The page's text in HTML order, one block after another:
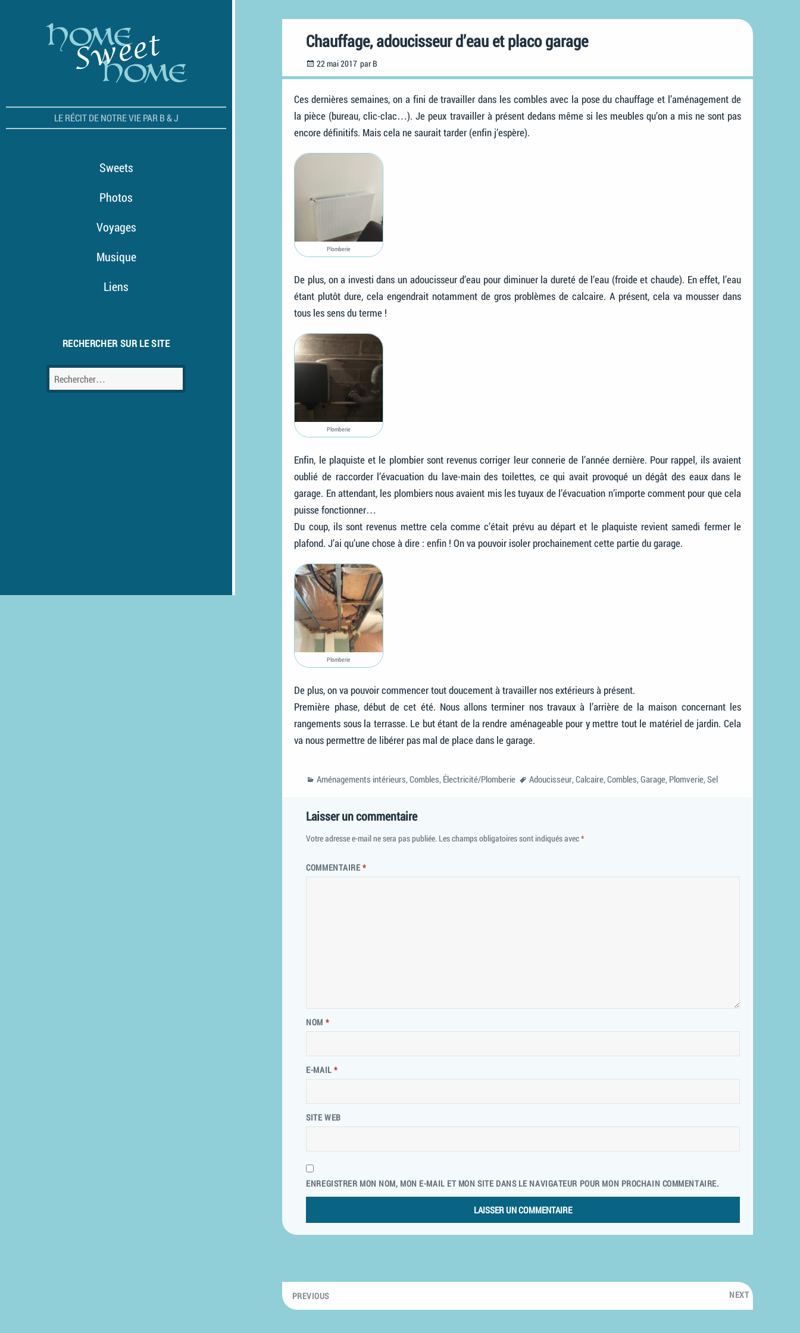
LE RÉCIT DE NOTRE VIE PAR B & J
Sweets
Photos
Voyages
Musique
Liens
RECHERCHER SUR LE SITE
Chauffage, adoucisseur d’eau et placo garage
Posted
on
22 mai 2017 par B
Ces dernières semaines, on a fini de travailler dans les combles avec la pose du chauffage et l’aménagement de
la pièce (bureau, clic-clac…). Je peux travailler à présent dedans même si les meubles qu’on a mis ne sont pas
encore définitifs. Mais cela ne saurait tarder (enfin j’espère).
Plomberie
De plus, on a investi dans un adoucisseur d’eau pour diminuer la dureté de l’eau (froide et chaude). En effet, l’eau
étant plutôt dure, cela engendrait notamment de gros problèmes de calcaire. A présent, cela va mousser dans
tous les sens du terme !
Plomberie
Enfin, le plaquiste et le plombier sont revenus corriger leur connerie de l’année dernière. Pour rappel, ils avaient
oublié de raccorder l’évacuation du lave-main des toilettes, ce qui avait provoqué un dégât des eaux dans le
garage. En attendant, les plombiers nous avaient mis les tuyaux de l’évacuation n’importe comment pour que cela
puisse fonctionner…
Du coup, ils sont revenus mettre cela comme c’était prévu au départ et le plaquiste revient samedi fermer le
plafond. J’ai qu’une chose à dire : enfin ! On va pouvoir isoler prochainement cette partie du garage.
Plomberie
De plus, on va pouvoir commencer tout doucement à travailler nos extérieurs à présent.
Première phase, début de cet été. Nous allons terminer nos travaux à l’arrière de la maison concernant les
rangements sous la terrasse. Le but étant de la rendre aménageable pour y mettre tout le matériel de jardin. Cela
va nous permettre de libérer pas mal de place dans le garage.
Categories
Aménagements intérieurs,Combles, Électricité/Plomberie Tags
Adoucisseur,Calcaire,Combles,Garage, Plomverie,Sel
Laisser un commentaire
Votre adresse e-mail ne sera pas publiée. Les champs obligatoires sont indiqués avec*
COMMENTAIRE*
NOM *
E-MAIL*
SITE WEB
ENREGISTRER MON NOM, MON E-MAIL ET MON SITE DANS LE NAVIGATEUR POUR MON PROCHAIN COMMENTAIRE.
PREVIOUS NEXT